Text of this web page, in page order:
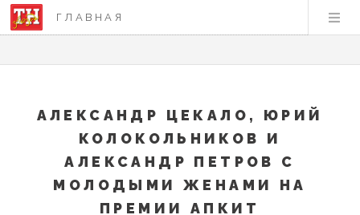
ГЛАВНАЯ
АЛЕКСАНДР ЦЕКАЛО, ЮРИЙ
КОЛОКОЛЬНИКОВ И
АЛЕКСАНДР ПЕТРОВ С
МОЛОДЫМИ ЖЕНАМИ НА
ПРЕМИИ АПКИТ